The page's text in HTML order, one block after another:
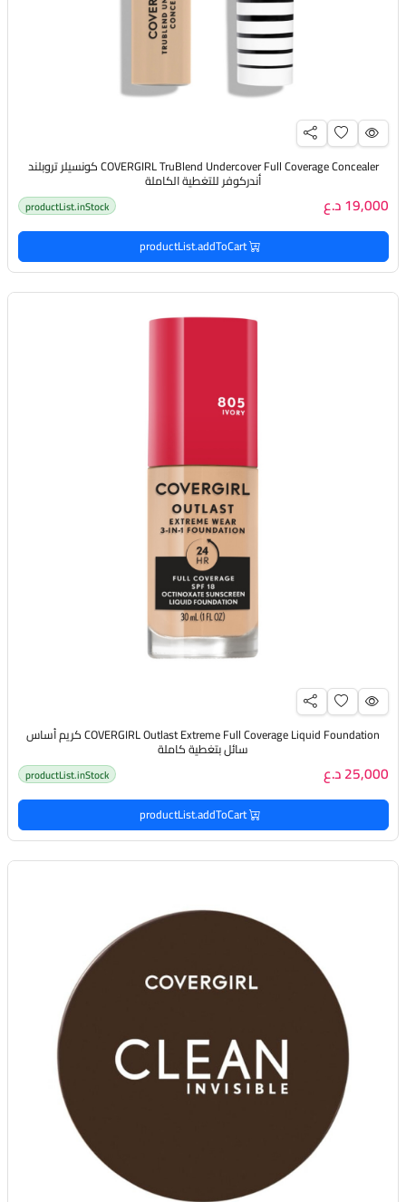
COVERGIRL TruBlend Undercover Full Coverage Concealer كونسيلر تروبلند
أندركوفر للتغطية الكاملة
19,000 د.ع productList.inStock
productList.addToCart
COVERGIRL Outlast Extreme Full Coverage Liquid Foundation كريم أساس
سائل بتغطية كاملة
25,000 د.ع productList.inStock
productList.addToCart